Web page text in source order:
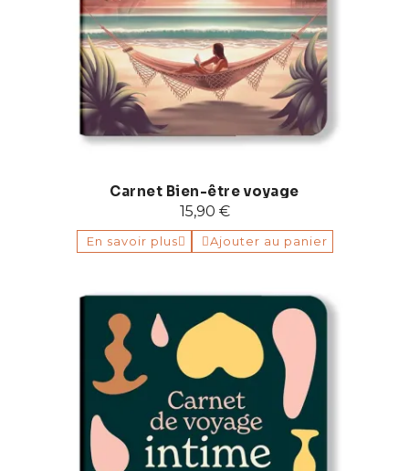
Carnet Bien-être voyage
15,90 €
En savoir plus Ajouter au panier